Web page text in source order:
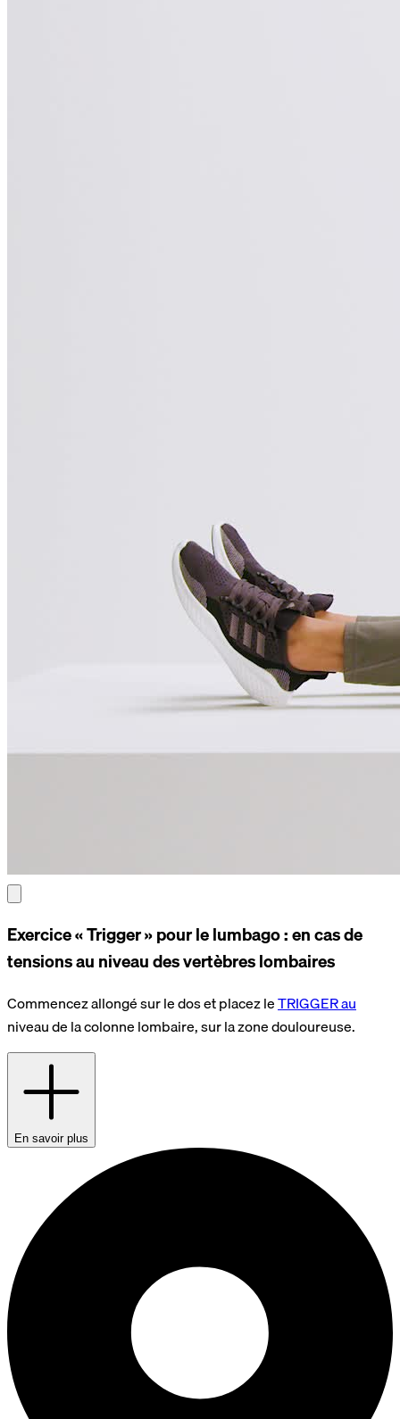
Exercice « Trigger » pour le lumbago : en cas de
tensions au niveau des vertèbres lombaires
Commencez allongé sur le dos et placez leTRIGGER au
niveau de la colonne lombaire, sur la zone douloureuse.
En savoir plus